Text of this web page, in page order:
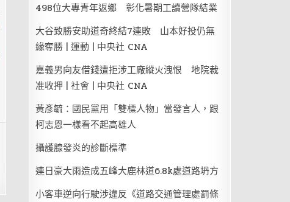
498位大專青年返鄉 彰化暑期工讀營隊結業
大谷致勝安助道奇終結7連敗 山本好投仍無
緣奪勝 | 運動 | 中央社 CNA
嘉義男向友借錢遭拒涉工廠縱火洩恨 地院裁
准收押 | 社會 | 中央社 CNA
黃彥毓：國民黨用「雙標人物」當發言人，跟
柯志恩一樣看不起高雄人
攝護腺發炎的診斷標準
連日豪大雨造成五峰大鹿林道6.8k處道路坍方
小客車逆向行駛涉違反《道路交通管理處罰條